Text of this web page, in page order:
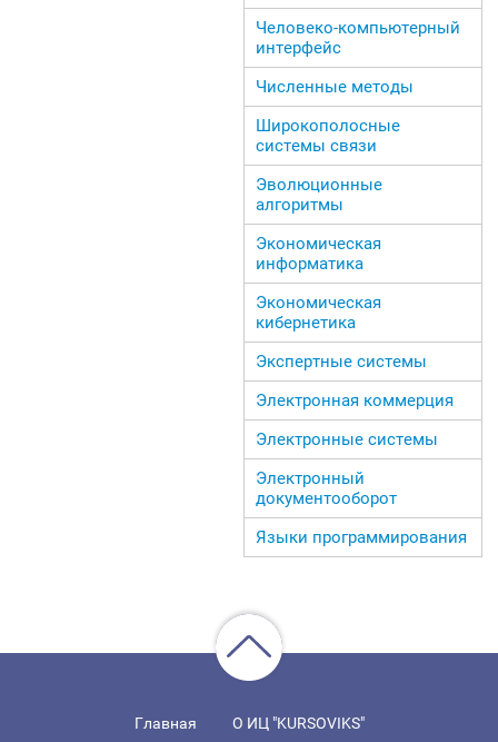
Человеко-компьютерный
интерфейс
Численные методы
Широкополосные
системы связи
Эволюционные
алгоритмы
Экономическая
информатика
Экономическая
кибернетика
Экспертные системы
Электронная коммерция
Электронные системы
Электронный
документооборот
Языки программирования
Главная О ИЦ "KURSOVIKS"